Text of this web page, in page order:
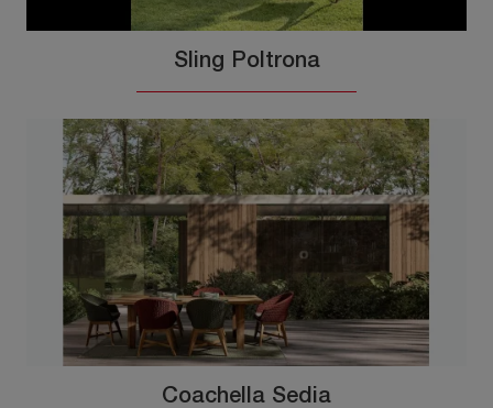
Sling Poltrona
Coachella Sedia